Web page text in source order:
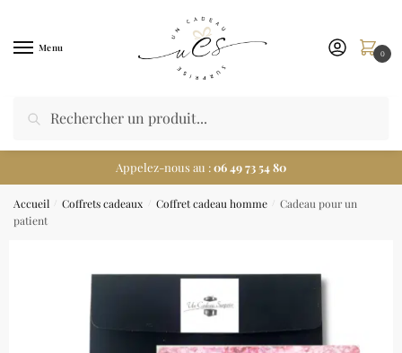
Menu 0
Appelez-nous au :06 49 73 54 80
Accueil Coffrets cadeaux Coffret cadeau homme
Cadeau pour un
patient